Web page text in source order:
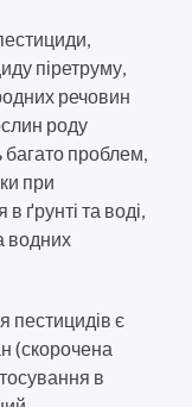
піретруму,
речовин
роду
проблем,
при
ґрунті та воді,
водних
пестицидів є
(скорочена
в